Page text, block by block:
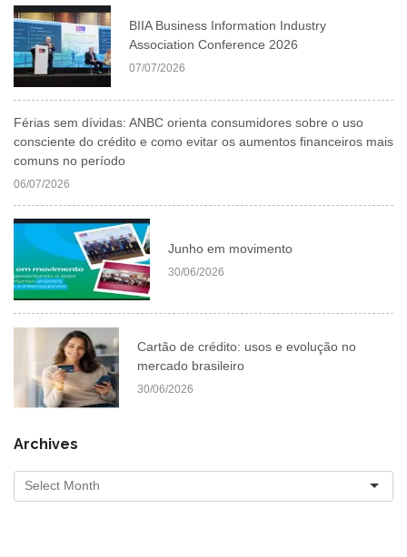
BIIA Business Information Industry
Association Conference 2026
07/07/2026
Férias sem dívidas: ANBC orienta consumidores sobre o uso
consciente do crédito e como evitar os aumentos financeiros mais
comuns no período
06/07/2026
Junho em movimento
30/06/2026
Cartão de crédito: usos e evolução no
mercado brasileiro
30/06/2026
Archives